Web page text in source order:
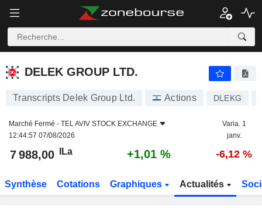
DELEK GROUP LTD.
DELEK GROUP LTD.
Transcripts Delek Group Ltd. Actions DLEKG
Marché Fermé - TEL AVIV STOCK EXCHANGE
12:44:57 07/08/2026
Varia. 1
janv.
7 988,00 ILa +1,01 % -6,12 %
Synthèse Cotations Graphiques Actualités